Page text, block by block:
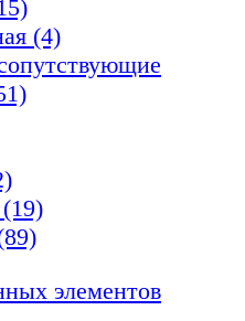
(4)
элементов